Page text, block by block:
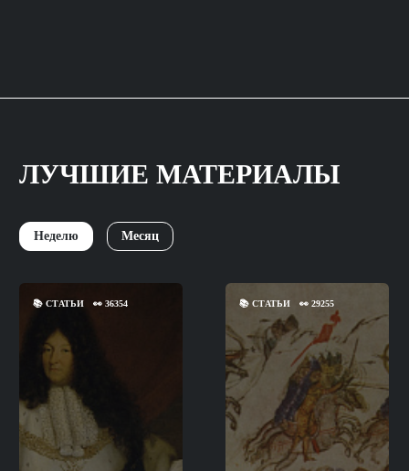
ЛУЧШИЕ МАТЕРИАЛЫ
Неделю Месяц
📚 СТАТЬИ 👀 36354 📚СТАТЬИ 👀29255